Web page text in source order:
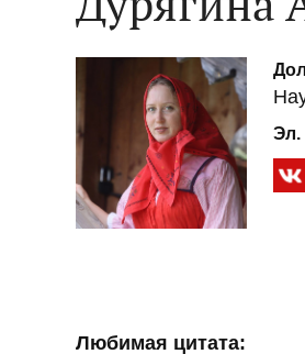
Эл.
Любимая цитата: